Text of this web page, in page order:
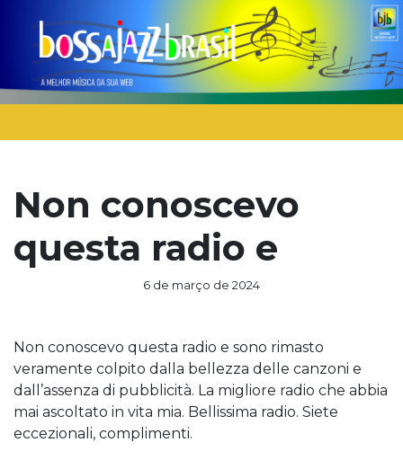
Non conoscevo
questa radio e
6 de março de 2024
Non conoscevo questa radio e sono rimasto
veramente colpito dalla bellezza delle canzoni e
dall’assenza di pubblicità. La migliore radio che abbia
mai ascoltato in vita mia. Bellissima radio. Siete
eccezionali, complimenti.